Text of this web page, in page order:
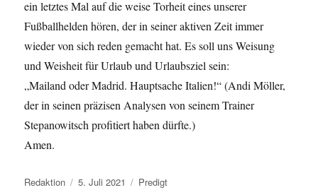
ein letztes Mal auf die weise Torheit eines unserer
Fußballhelden hören, der in seiner aktiven Zeit immer
wieder von sich reden gemacht hat. Es soll uns Weisung
und Weisheit für Urlaub und Urlaubsziel sein:
„Mailand oder Madrid. Hauptsache Italien!“ (Andi Möller,
der in seinen präzisen Analysen von seinem Trainer
Stepanowitsch profitiert haben dürfte.)
Amen.
Autor
Redaktion
Veröffentlicht
5. Juli 2021 Kategorien
Predigt